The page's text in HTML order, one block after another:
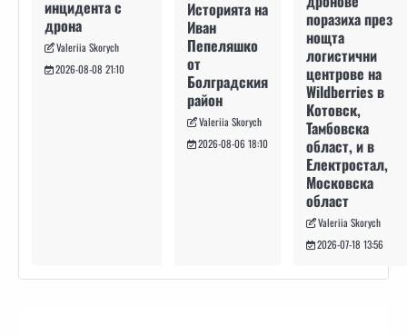
инцидента с
дрона
Valeriia Skorych
2026-08-08 21:10
Историята на
Иван
Пепеляшко
от
Болградския
район
Valeriia Skorych
2026-08-06 18:10
поразиха през
нощта
логистични
центрове на
Wildberries в
Котовск,
Тамбовска
област, и в
Електростал,
Московска
област
Valeriia Skorych
2026-07-18 13:56